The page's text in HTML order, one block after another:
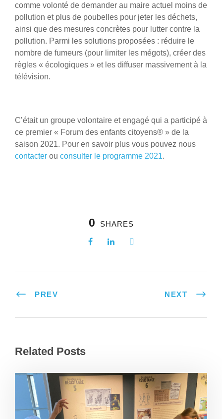
comme volonté de demander au maire actuel moins de
pollution et plus de poubelles pour jeter les déchets,
ainsi que des mesures concrètes pour lutter contre la
pollution. Parmi les solutions proposées : réduire le
nombre de fumeurs (pour limiter les mégots), créer des
règles « écologiques » et les diffuser massivement à la
télévision.
C’était un groupe volontaire et engagé qui a participé à
ce premier « Forum des enfants citoyens® » de la
saison 2021. Pour en savoir plus vous pouvez nous
contacter ou consulter le programme 2021.
0 SHARES
PREV NEXT
Related Posts